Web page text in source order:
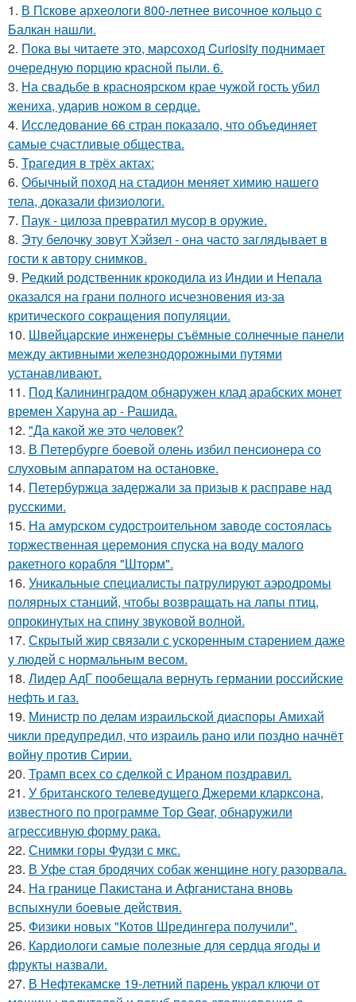
1. В Пскове археологи 800-летнее височное кольцо с
Балкан нашли.
2. Пока вы читаете это, марсоход Curiosity поднимает
очередную порцию красной пыли. 6.
3. На свадьбе в красноярском крае чужой гость убил
жениха, ударив ножом в сердце.
4. Исследование 66 стран показало, что объединяет
самые счастливые общества.
5. Трагедия в трёх актах:
6. Обычный поход на стадион меняет химию нашего
тела, доказали физиологи.
7. Паук - цилоза превратил мусор в оружие.
8. Эту белочку зовут Хэйзел - она часто заглядывает в
гости к автору снимков.
9. Редкий родственник крокодила из Индии и Непала
оказался на грани полного исчезновения из-за
критического сокращения популяции.
10. Швейцарские инженеры съёмные солнечные панели
между активными железнодорожными путями
устанавливают.
11. Под Калининградом обнаружен клад арабских монет
времен Харуна ар - Рашида.
12. "Да какой же это человек?
13. В Петербурге боевой олень избил пенсионера со
слуховым аппаратом на остановке.
14. Петербуржца задержали за призыв к расправе над
русскими.
15. На амурском судостроительном заводе состоялась
торжественная церемония спуска на воду малого
ракетного корабля "Шторм".
16. Уникальные специалисты патрулируют аэродромы
полярных станций, чтобы возвращать на лапы птиц,
опрокинутых на спину звуковой волной.
17. Скрытый жир связали с ускоренным старением даже
у людей с нормальным весом.
18. Лидер АдГ пообещала вернуть германии российские
нефть и газ.
19. Министр по делам израильской диаспоры Амихай
чикли предупредил, что израиль рано или поздно начнёт
войну против Сирии.
20. Трамп всех со сделкой с Ираном поздравил.
21. У британского телеведущего Джереми кларксона,
известного по программе Top Gear, обнаружили
агрессивную форму рака.
22. Снимки горы Фудзи с мкс.
23. В Уфе стая бродячих собак женщине ногу разорвала.
24. На границе Пакистана и Афганистана вновь
вспыхнули боевые действия.
25. Физики новых "Котов Шредингера получили".
26. Кардиологи самые полезные для сердца ягоды и
фрукты назвали.
27. В Нефтекамске 19-летний парень украл ключи от